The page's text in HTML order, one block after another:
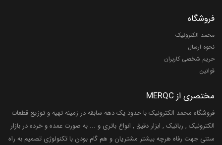
فروشگاه
محمد الکترونیک
نحوه ارسال
حریم شخصی کاربران
قوانین
مختصری از MERQC
فروشگاه محمد الکترونیک با حدود یک دهه سابقه در زمینه تهیه و توزیع قطعات
الکترونیک , رباتیک , ابزار دقیق , انواع باتری و ... به صورت عمده و خرده در بازار
سنتی جهت رفاه هرچه بیشتر مشتریان و هم گام بودن با تکنولوژی تصمیم به راه